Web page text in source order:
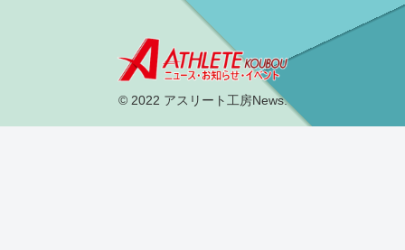
© 2022 アスリート工房News.